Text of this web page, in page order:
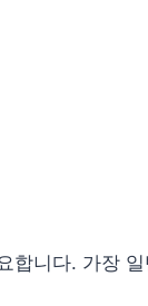
합니다. 가장